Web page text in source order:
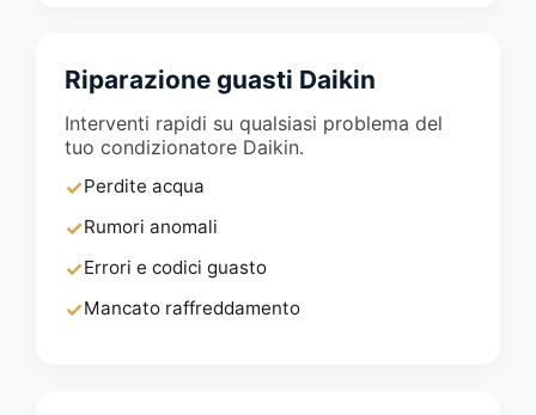
Riparazione guasti Daikin
Interventi rapidi su qualsiasi problema del
tuo condizionatore Daikin.
✓Perdite acqua
✓Rumori anomali
✓Errori e codici guasto
✓Mancato raffreddamento